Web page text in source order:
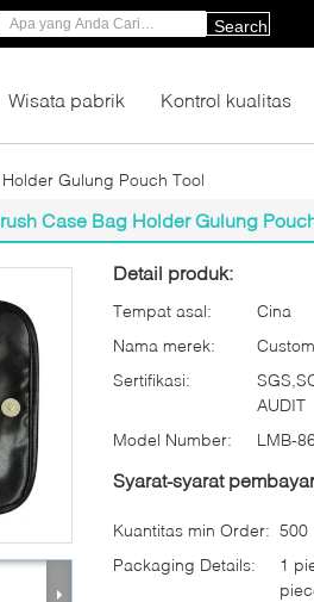
Search
Wisata pabrik Kontrol kualitas
Gulung Pouch Tool
Case Bag Holder Gulung
Detail produk:
Tempat asal:
Cina
Nama merek:
Sertifikasi:
AUDIT
Model Number:
LMB-
Syarat-syarat
Kuantitas min Order: 500
Packaging Details:
1